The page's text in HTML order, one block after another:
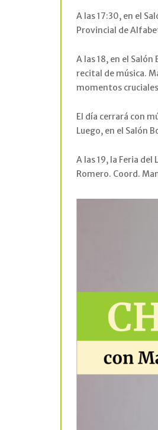
A las 17:30, en el
Provincial de
A las 18, en el
recital de música.
momentos
El día cerrará con
Luego, en el Salón
A las 19, la Feria
Romero. Coord.